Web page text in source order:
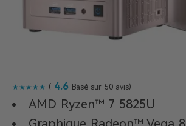
★★★★★ (4.6 Basé sur 50 avis)
AMD Ryzen™ 7 5825U